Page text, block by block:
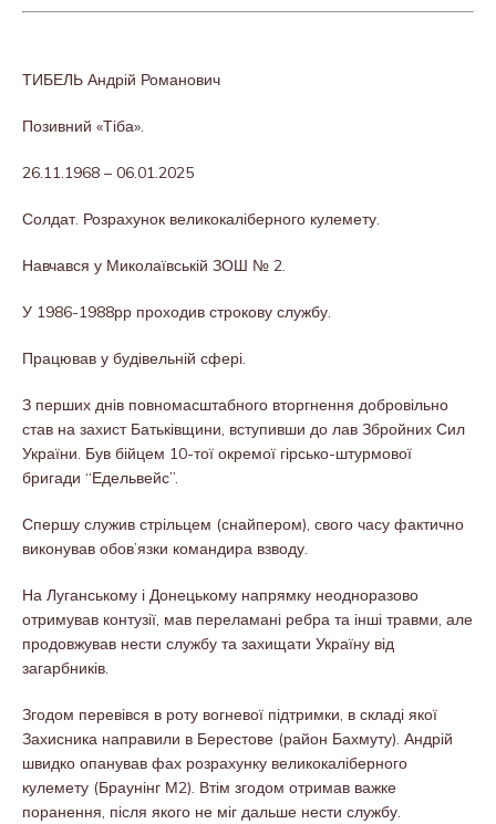
ТИБЕЛЬ Андрій Романович
Позивний «Тіба».
26.11.1968 – 06.01.2025
Солдат. Розрахунок великокаліберного кулемету.
Навчався у Миколаївській ЗОШ № 2.
У 1986-1988рр проходив строкову службу.
Працював у будівельній сфері.
З перших днів повномасштабного вторгнення добровільно
став на захист Батьківщини, вступивши до лав Збройних Сил
України. Був бійцем 10-тої окремої гірсько-штурмової
бригади “Едельвейс”.
Спершу служив стрільцем (снайпером), свого часу фактично
виконував обов’язки командира взводу.
На Луганському і Донецькому напрямку неодноразово
отримував контузії, мав переламані ребра та інші травми, але
продовжував нести службу та захищати Україну від
загарбників.
Згодом перевівся в роту вогневої підтримки, в складі якої
Захисника направили в Берестове (район Бахмуту). Андрій
швидко опанував фах розрахунку великокаліберного
кулемету (Браунінг М2). Втім згодом отримав важке
поранення, після якого не міг дальше нести службу.